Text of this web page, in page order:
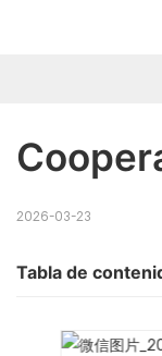
2026-03-23
Tabla de